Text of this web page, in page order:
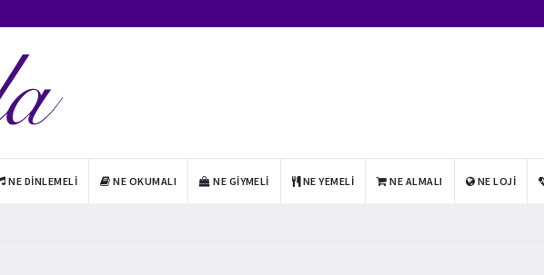
NE DINLEMELI NE OKUMALI NE GIYMELI NE YEMELI NE ALMALI NE LOJI